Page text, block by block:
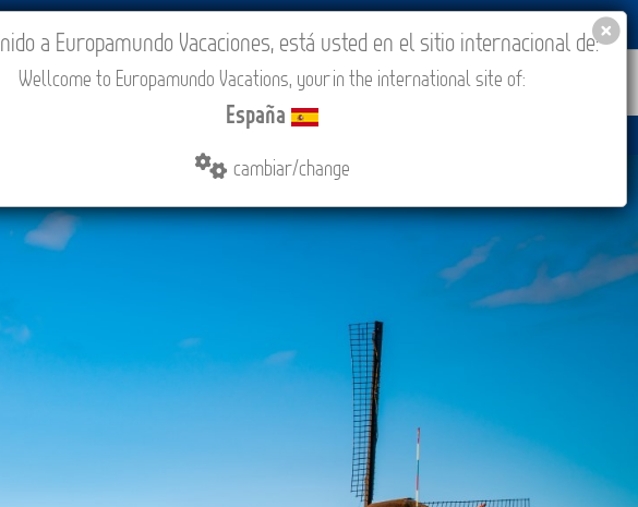
ORIENTE PROMOCIONES COMPRAR CONTACTO MÁS
a Europamundo Vacaciones, está usted en el sitio internacional de:
Wellcome to Europamundo Vacations, your in the international site of:
España
cambiar/change